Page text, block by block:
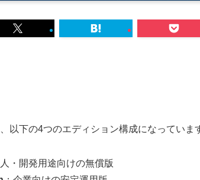
以下の4つのエディション構成になっていま
人・開発用途向けの無償版